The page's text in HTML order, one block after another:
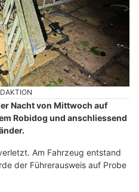
Nacht von Mittwoch auf
Robidog und anschliessend
Am Fahrzeug entstand
der Führerausweis auf Probe